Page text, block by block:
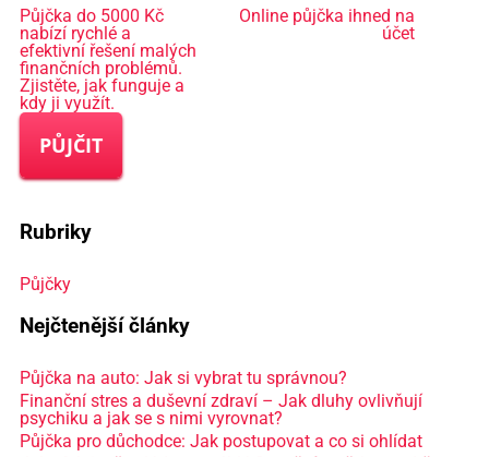
Půjčka do 5000 Kč
nabízí rychlé a
efektivní řešení malých
finančních problémů.
Zjistěte, jak funguje a
kdy ji využít.
Online půjčka ihned na
účet
PŮJČIT
Rubriky
Půjčky
Nejčtenější články
Půjčka na auto: Jak si vybrat tu správnou?
Finanční stres a duševní zdraví – Jak dluhy ovlivňují
psychiku a jak se s nimi vyrovnat?
Půjčka pro důchodce: Jak postupovat a co si ohlídat